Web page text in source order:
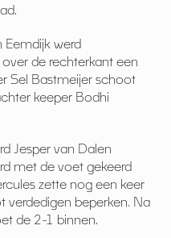
Eemdijk werd
de rechterkant een
Sel Bastmeijer schoot
keeper Bodhi
Jesper van Dalen
met de voet gekeerd
zette nog een keer
verdedigen beperken. Na
de 2-1 binnen.